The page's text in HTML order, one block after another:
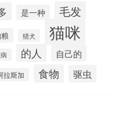
是一种 毛发
猎犬 猫咪
的人 自己的
拉斯加 食物 驱虫